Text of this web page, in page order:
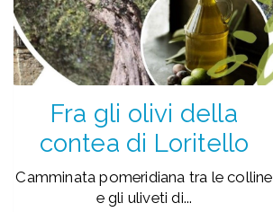
Fra gli olivi della
contea di Loritello
Camminata pomeridiana tra le colline
e gli uliveti di...